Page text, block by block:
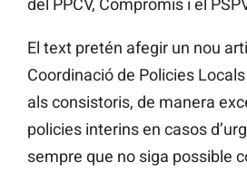
del PPCV, Compromís i el
El text pretén afegir un nou
Coordinació de Policies
als consistoris, de manera
policies interins en casos
sempre que no siga possible